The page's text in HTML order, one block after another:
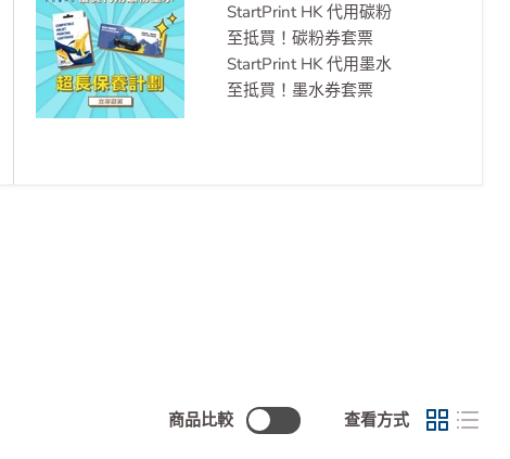
StartPrint HK 代用碳粉
至抵買！碳粉券套票
StartPrint HK 代用墨水
至抵買！墨水券套票
商品比較 查看方式